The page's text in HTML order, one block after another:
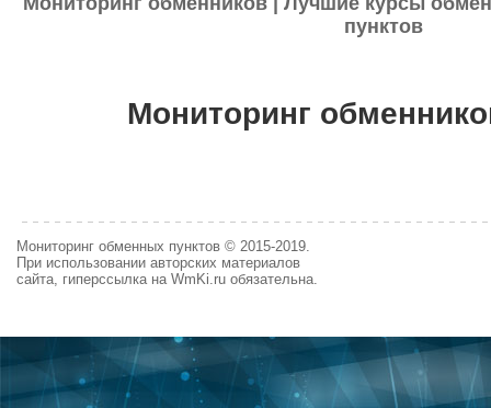
пунктов
Мониторинг
Мониторинг обменных пунктов © 2015-2019.
При использовании авторских материалов
сайта, гиперссылка на WmKi.ru обязательна.